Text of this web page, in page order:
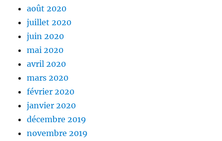
août 2020
juillet 2020
juin 2020
mai 2020
avril 2020
mars 2020
février 2020
janvier 2020
décembre 2019
novembre 2019